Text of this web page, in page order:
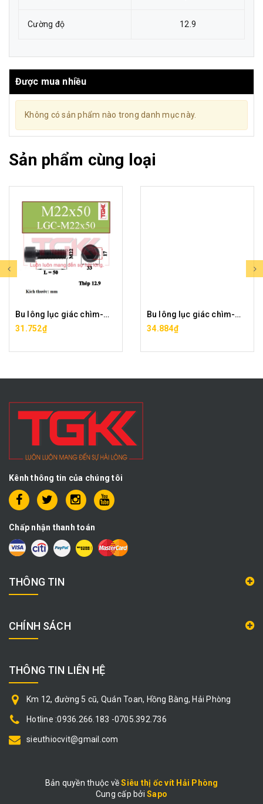
Cường độ 12.9
Được mua nhiều
Không có sản phẩm nào trong danh mục này.
Sản phẩm cùng loại
Bu lông lục giác chìm-M22x50
31.752₫
Bu lông lục giác chìm-M22x60
34.884₫
Kênh thông tin của chúng tôi
Chấp nhận thanh toán
THÔNG TIN
CHÍNH SÁCH
THÔNG TIN LIÊN HỆ
Km 12, đường 5 cũ, Quán Toan, Hồng Bàng, Hải Phòng
Hotline :0936.266.183 -0705.392.736
sieuthiocvit@gmail.com
Bản quyền thuộc vềSiêu thị ốc vít Hải Phòng
|
Cung cấp bởiSapo